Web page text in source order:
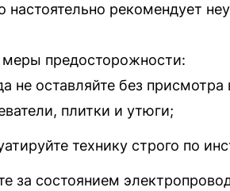
настоятельно рекомендует
предосторожности:
не оставляйте без
плитки и утюги;
технику строго по
за состоянием